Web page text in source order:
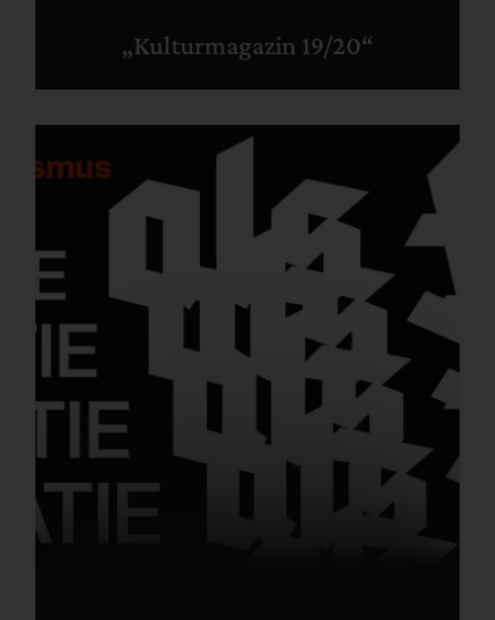
„Kulturmagazin 19/20“